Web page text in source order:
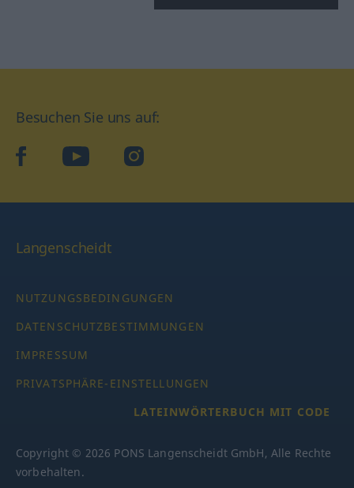
Besuchen Sie uns auf:
facebookYouTube Instagram
Langenscheidt
NUTZUNGSBEDINGUNGEN
DATENSCHUTZBESTIMMUNGEN
IMPRESSUM
PRIVATSPHÄRE-EINSTELLUNGEN
LATEINWÖRTERBUCH MIT CODE
Copyright © 2026 PONS Langenscheidt GmbH, Alle Rechte
vorbehalten.